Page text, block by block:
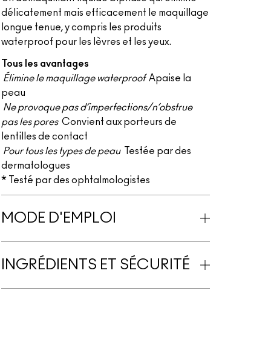
délicatement mais efficacement le maquillage
longue tenue, y compris les produits
waterproof pour les lèvres et les yeux.
Tous les avantages
Élimine le maquillage waterproof Apaise la
peau
Ne provoque pas d’imperfections/n’obstrue
pas les pores Convient aux porteurs de
lentilles de contact
Pour tous les types de peau Testée par des
dermatologues
* Testé par des ophtalmologistes
MODE D'EMPLOI
INGRÉDIENTS ET SÉCURITÉ